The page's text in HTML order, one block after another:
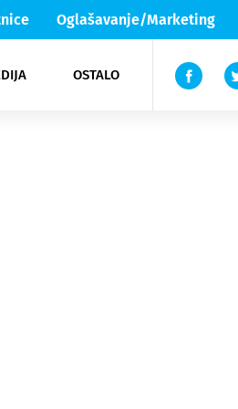
Oglašavanje/Marketing
OSTALO
Lika & Senj
TV